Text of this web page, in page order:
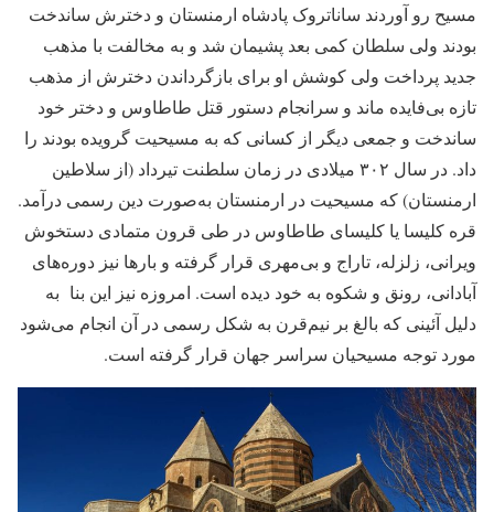
مسیح رو آوردند ساناتروک پادشاه ارمنستان و دخترش ساندخت
بودند ولی سلطان کمی بعد پشیمان شد و به مخالفت با مذهب
جدید پرداخت ولی کوشش او برای بازگرداندن دخترش از مذهب
تازه بی‌فایده ماند و سرانجام دستور قتل طاطاوس و دختر خود
ساندخت و جمعی دیگر از کسانی که به مسیحیت گرویده بودند را
داد. در سال ۳۰۲ میلادی در زمان سلطنت تیرداد (از سلاطین
ارمنستان) که مسیحیت در ارمنستان به‌صورت دین رسمی درآمد.
قره کلیسا یا کلیسای طاطاوس در طی قرون متمادی دستخوش
ویرانی، زلزله، تاراج و بی‌مهری قرار گرفته و بارها نیز دوره‌های
آبادانی، رونق و شکوه به خود دیده است. امروزه نیز این بنا به
دلیل آئینی که بالغ بر نیم‌قرن به شکل رسمی در آن انجام می‌شود
مورد توجه مسیحیان سراسر جهان قرار گرفته است.